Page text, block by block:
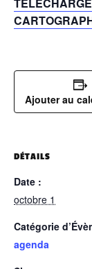
Ajouter au
DÉTAILS
Date :
octobre 1
Catégorie
agenda